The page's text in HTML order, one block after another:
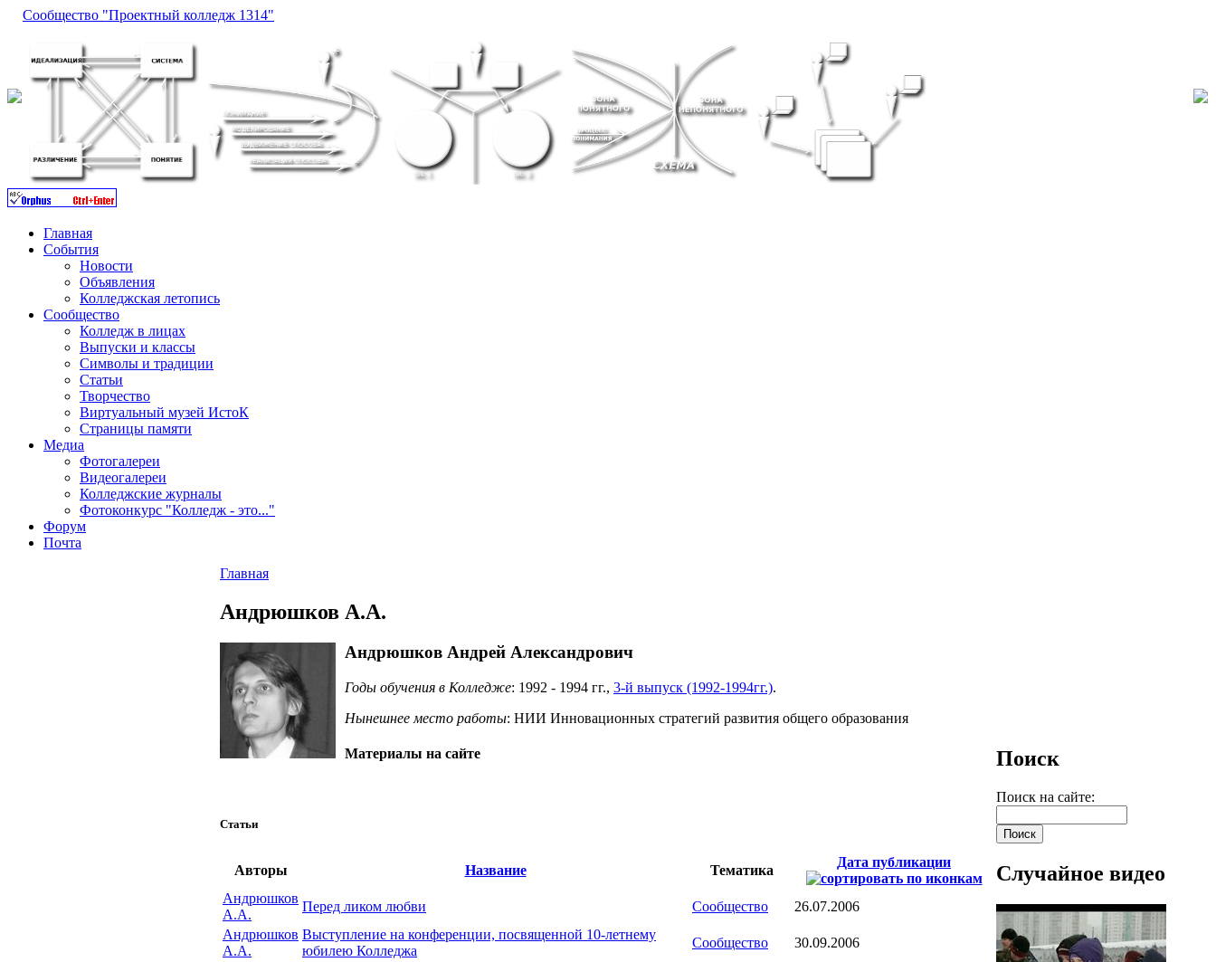
Сообщество "Проектный колледж 1314"
Главная
События
Новости
Объявления
Колледжская летопись
Сообщество
Колледж в лицах
Выпуски и классы
Символы и традиции
Статьи
Творчество
Виртуальный музей ИстоК
Страницы памяти
Медиа
Фотогалереи
Видеогалереи
Колледжские журналы
Фотоконкурс "Колледж - это..."
Форум
Почта
Главная
Андрюшков А.А.
Андрюшков Андрей Александрович
Годы обучения в Колледже: 1992 - 1994 гг., 3-й выпуск (1992-1994гг.).
Нынешнее место работы: НИИ Инновационных стратегий развития общего образования
Материалы на сайте
Статьи
Авторы Название Тематика
Дата публикации
Андрюшков
А.А.
Перед ликом любви Сообщество
26.07.2006
Андрюшков
А.А.
Выступление на конференции, посвященной 10-летнему
юбилею Колледжа
Сообщество
30.09.2006
Поиск
Поиск на сайте:
Случайное видео